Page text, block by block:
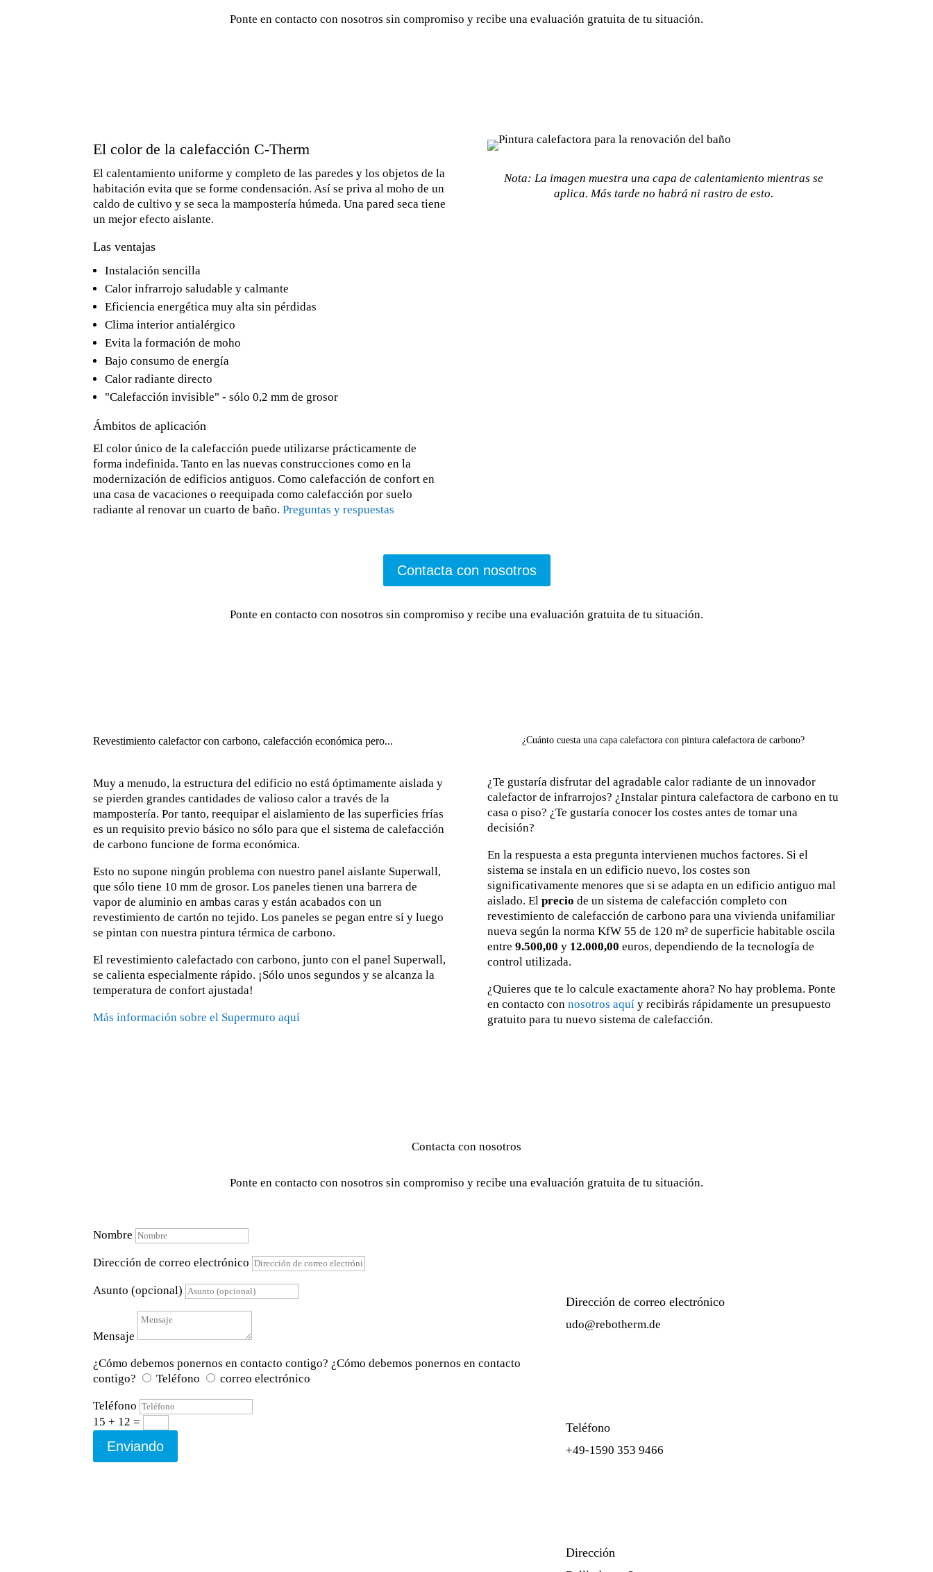
Ponte en contacto con nosotros sin compromiso y recibe una evaluación gratuita de tu situación.
El color de la calefacción C-Therm
El calentamiento uniforme y completo de las paredes y los objetos de la
habitación evita que se forme condensación. Así se priva al moho de un
caldo de cultivo y se seca la mampostería húmeda. Una pared seca tiene
un mejor efecto aislante.
Las ventajas
Instalación sencilla
Calor infrarrojo saludable y calmante
Eficiencia energética muy alta sin pérdidas
Clima interior antialérgico
Evita la formación de moho
Bajo consumo de energía
Calor radiante directo
"Calefacción invisible" - sólo 0,2 mm de grosor
Ámbitos de aplicación
El color único de la calefacción puede utilizarse prácticamente de
forma indefinida. Tanto en las nuevas construcciones como en la
modernización de edificios antiguos. Como calefacción de confort en
una casa de vacaciones o reequipada como calefacción por suelo
radiante al renovar un cuarto de baño.Preguntas y respuestas
Nota: La imagen muestra una capa de calentamiento mientras se
aplica. Más tarde no habrá ni rastro de esto.
Contacta con nosotros
Ponte en contacto con nosotros sin compromiso y recibe una evaluación gratuita de tu situación.
Revestimiento calefactor con carbono, calefacción económica pero...
Muy a menudo, la estructura del edificio no está óptimamente aislada y
se pierden grandes cantidades de valioso calor a través de la
mampostería. Por tanto, reequipar el aislamiento de las superficies frías
es un requisito previo básico no sólo para que el sistema de calefacción
de carbono funcione de forma económica.
Esto no supone ningún problema con nuestro panel aislante Superwall,
que sólo tiene 10 mm de grosor. Los paneles tienen una barrera de
vapor de aluminio en ambas caras y están acabados con un
revestimiento de cartón no tejido. Los paneles se pegan entre sí y luego
se pintan con nuestra pintura térmica de carbono.
El revestimiento calefactado con carbono, junto con el panel Superwall,
se calienta especialmente rápido. ¡Sólo unos segundos y se alcanza la
temperatura de confort ajustada!
Más información sobre el Supermuro aquí
¿Cuánto cuesta una capa calefactora con pintura calefactora de carbono?
¿Te gustaría disfrutar del agradable calor radiante de un innovador
calefactor de infrarrojos? ¿Instalar pintura calefactora de carbono en tu
casa o piso? ¿Te gustaría conocer los costes antes de tomar una
decisión?
En la respuesta a esta pregunta intervienen muchos factores. Si el
sistema se instala en un edificio nuevo, los costes son
significativamente menores que si se adapta en un edificio antiguo mal
aislado. El precio de un sistema de calefacción completo con
revestimiento de calefacción de carbono para una vivienda unifamiliar
nueva según la norma KfW 55 de 120 m² de superficie habitable oscila
entre 9.500,00 y 12.000,00 euros, dependiendo de la tecnología de
control utilizada.
¿Quieres que te lo calcule exactamente ahora? No hay problema. Ponte
en contacto con nosotros aquíy recibirás rápidamente un presupuesto
gratuito para tu nuevo sistema de calefacción.
Contacta con nosotros
Ponte en contacto con nosotros sin compromiso y recibe una evaluación gratuita de tu situación.
Nombre
Dirección de correo electrónico
Asunto (opcional)
Mensaje
¿Cómo debemos ponernos en contacto contigo? ¿Cómo debemos ponernos en contacto
contigo?
Teléfono correo electrónico
Teléfono
15 + 12 =
Enviando
Dirección de correo electrónico
udo@rebotherm.de
Teléfono
+49-1590 353 9466
Dirección